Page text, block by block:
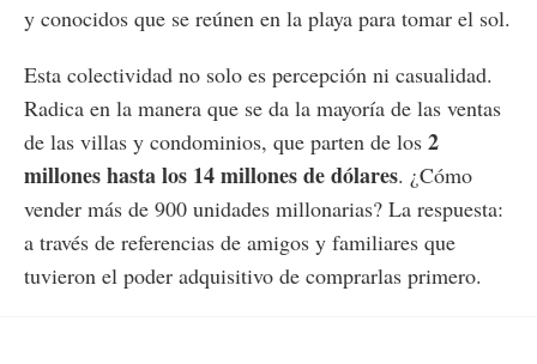
y conocidos que se reúnen en la playa para tomar el sol.
Esta colectividad no solo es percepción ni casualidad.
Radica en la manera que se da la mayoría de las ventas
de las villas y condominios, que parten de los 2
millones hasta los 14 millones de dólares. ¿Cómo
vender más de 900 unidades millonarias? La respuesta:
a través de referencias de amigos y familiares que
tuvieron el poder adquisitivo de comprarlas primero.